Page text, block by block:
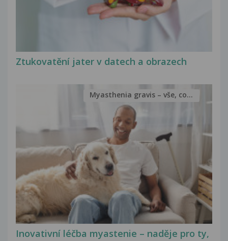
Ztukovatění jater v datech a obrazech
Inovativní léčba myastenie – naděje pro ty,
Myasthenia gravis – vše, co...